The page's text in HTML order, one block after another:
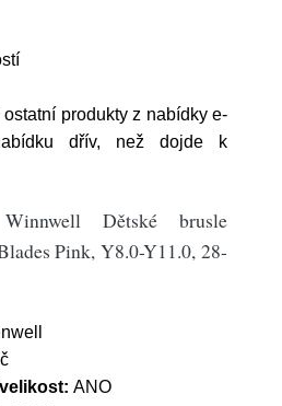
produkty z nabídky e-
dřív, než dojde k
Dětské brusle
Pink, Y8.0-Y11.0, 28-
ANO